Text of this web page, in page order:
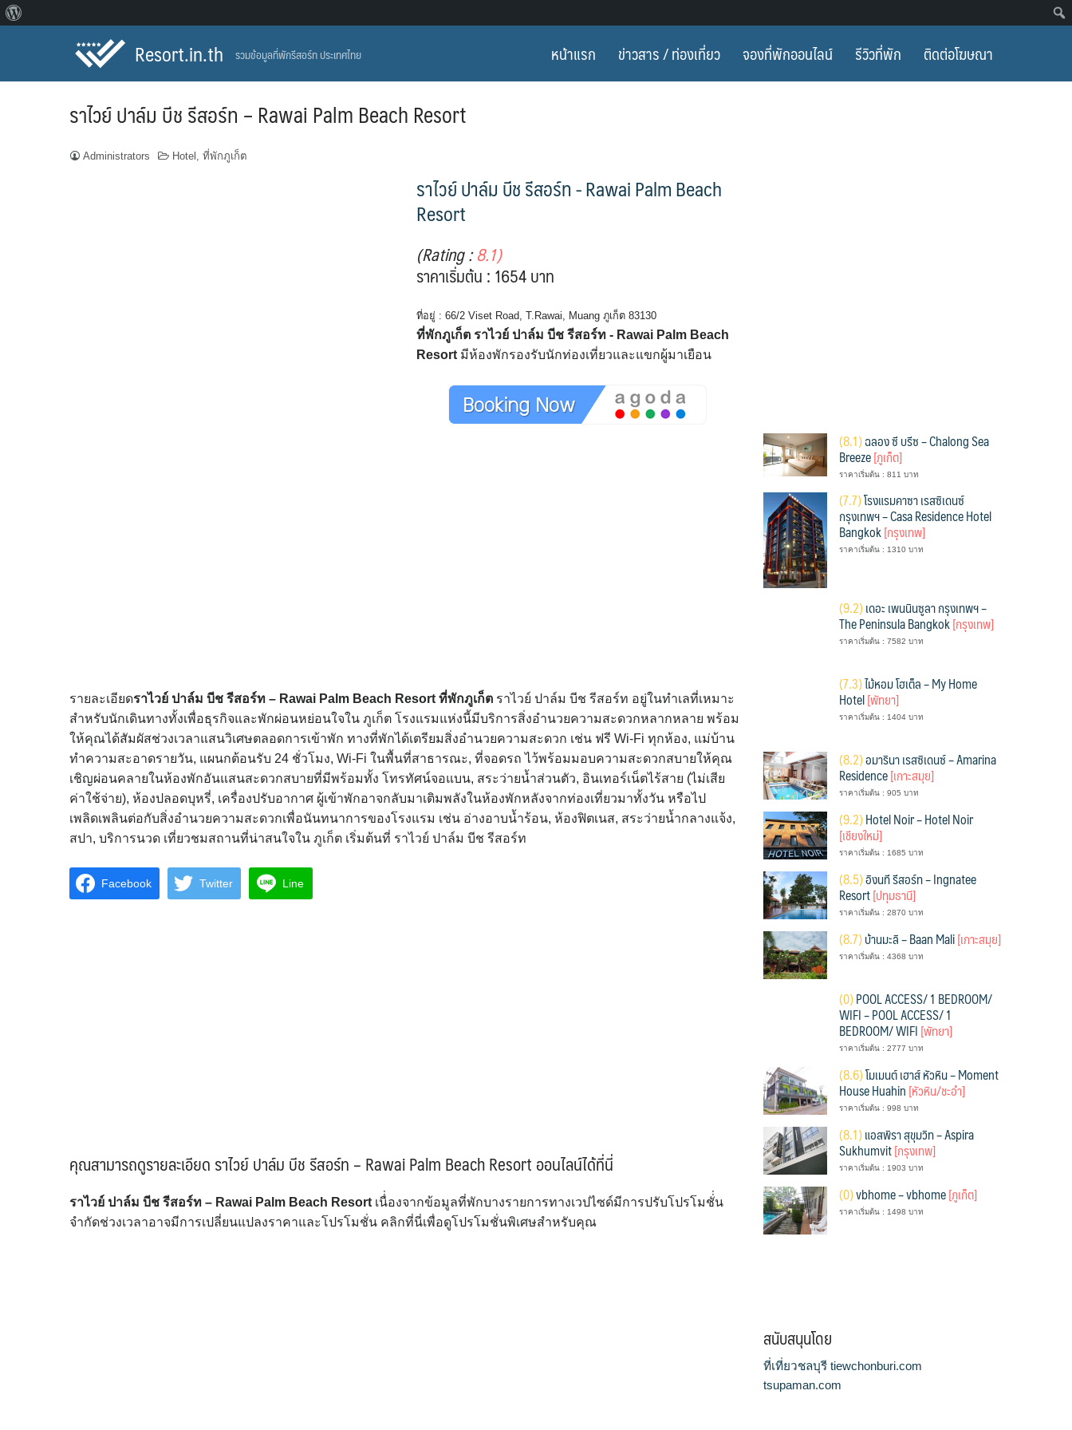
Resort.in.th รวมข้อมูลที่พักรีสอร์ท ประเทศไทย หน้าแรก ข่าวสาร / ท่องเที่ยว จองที่พักออนไลน์ รีวิวที่พัก ติดต่อโฆษณา
ราไวย์ ปาล์ม บีช รีสอร์ท – Rawai Palm Beach Resort
Administrators Hotel , ที่พักภูเก็ต
ราไวย์ ปาล์ม บีช รีสอร์ท - Rawai Palm Beach
Resort
(Rating :8.1)
ราคาเริ่มต้น : 1654 บาท
ที่อยู่ : 66/2 Viset Road, T.Rawai, Muang ภูเก็ต 83130
ที่พักภูเก็ต ราไวย์ ปาล์ม บีช รีสอร์ท - Rawai Palm Beach
Resort มีห้องพักรองรับนักท่องเที่ยวและแขกผู้มาเยือน
รายละเอียดราไวย์ ปาล์ม บีช รีสอร์ท – Rawai Palm Beach Resort ที่พักภูเก็ต ราไวย์ ปาล์ม บีช รีสอร์ท อยู่ในทำเลที่เหมาะ
สำหรับนักเดินทางทั้งเพื่อธุรกิจและพักผ่อนหย่อนใจใน ภูเก็ต โรงแรมแห่งนี้มีบริการสิ่งอำนวยความสะดวกหลากหลาย พร้อม
ให้คุณได้สัมผัสช่วงเวลาแสนวิเศษตลอดการเข้าพัก ทางที่พักได้เตรียมสิ่งอำนวยความสะดวก เช่น ฟรี Wi-Fi ทุกห้อง, แม่บ้าน
ทำความสะอาดรายวัน, แผนกต้อนรับ 24 ชั่วโมง, Wi-Fi ในพื้นที่สาธารณะ, ที่จอดรถ ไว้พร้อมมอบความสะดวกสบายให้คุณ
เชิญผ่อนคลายในห้องพักอันแสนสะดวกสบายที่มีพร้อมทั้ง โทรทัศน์จอแบน, สระว่ายน้ำส่วนตัว, อินเทอร์เน็ตไร้สาย (ไม่เสีย
ค่าใช้จ่าย), ห้องปลอดบุหรี่, เครื่องปรับอากาศ ผู้เข้าพักอาจกลับมาเติมพลังในห้องพักหลังจากท่องเที่ยวมาทั้งวัน หรือไป
เพลิดเพลินต่อกับสิ่งอำนวยความสะดวกเพื่อนันทนาการของโรงแรม เช่น อ่างอาบน้ำร้อน, ห้องฟิตเนส, สระว่ายน้ำกลางแจ้ง,
สปา, บริการนวด เที่ยวชมสถานที่น่าสนใจใน ภูเก็ต เริ่มต้นที่ ราไวย์ ปาล์ม บีช รีสอร์ท
Facebook Twitter Line
คุณสามารถดูรายละเอียด ราไวย์ ปาล์ม บีช รีสอร์ท – Rawai Palm Beach Resort ออนไลน์ได้ที่นี่
ราไวย์ ปาล์ม บีช รีสอร์ท – Rawai Palm Beach Resort เนื่่องจากข้อมูลที่พักบางรายการทางเวปไซด์มีการปรับโปรโมชั่่น
จำกัดช่วงเวลาอาจมีการเปลี่ยนแปลงราคาและโปรโมชั่น คลิกที่นี่เพื่อดูโปรโมชั่นพิเศษสำหรับคุณ
(8.1)ฉลอง ซี บรีซ – Chalong Sea
Breeze[ภูเก็ต]
ราคาเริ่มต้น : 811 บาท
(7.7)โรงแรมคาซา เรสซิเดนซ์
กรุงเทพฯ – Casa Residence Hotel
Bangkok[กรุงเทพ]
ราคาเริ่มต้น : 1310 บาท
(9.2)เดอะ เพนนินซูลา กรุงเทพฯ –
The Peninsula Bangkok[กรุงเทพ]
ราคาเริ่มต้น : 7582 บาท
(7.3)ไม้หอม โฮเต็ล – My Home
Hotel[พัทยา]
ราคาเริ่มต้น : 1404 บาท
(8.2)อมารินา เรสซิเดนซ์ – Amarina
Residence[เกาะสมุย]
ราคาเริ่มต้น : 905 บาท
(9.2)Hotel Noir – Hotel Noir
[เชียงใหม่]
ราคาเริ่มต้น : 1685 บาท
(8.5)อิงนที รีสอร์ท – Ingnatee
Resort[ปทุมธานี]
ราคาเริ่มต้น : 2870 บาท
(8.7)บ้านมะลิ – Baan Mali[เกาะสมุย]
ราคาเริ่มต้น : 4368 บาท
(0)POOL ACCESS/ 1 BEDROOM/
WIFI – POOL ACCESS/ 1
BEDROOM/ WIFI[พัทยา]
ราคาเริ่มต้น : 2777 บาท
(8.6)โมเมนต์ เฮาส์ หัวหิน – Moment
House Huahin[หัวหิน/ชะอำ]
ราคาเริ่มต้น : 998 บาท
(8.1)แอสพิรา สุขุมวิท – Aspira
Sukhumvit[กรุงเทพ]
ราคาเริ่มต้น : 1903 บาท
(0)vbhome – vbhome[ภูเก็ต]
ราคาเริ่มต้น : 1498 บาท
สนับสนุนโดย
ที่เที่ยวชลบุรี tiewchonburi.com
tsupaman.com